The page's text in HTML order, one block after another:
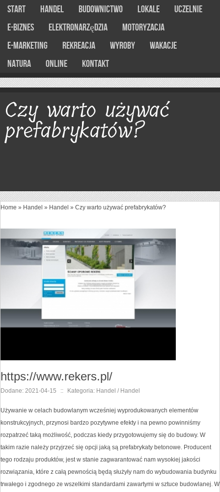
Start Handel Budownictwo Lokale
Uczelnie
E-Biznes
Elektronarzędzia
Motoryzacja
E-marketing
Rekreacja Wyroby
Wakacje
Natura
Online Kontakt
Czy warto używać
prefabrykatów?
Home » Handel » Handel » Czy warto używać prefabrykatów?
https://www.rekers.pl/
Dodane: 2021-04-15 :: Kategoria: Handel / Handel
Używanie w celach budowlanym wcześniej wyprodukowanych elementów
konstrukcyjnych, przynosi bardzo pozytywne efekty i na pewno powinniśmy
rozpatrzeć taką możliwość, podczas kiedy przygotowujemy się do budowy. W
takim razie należy przyjrzeć się opcji jaką są prefabrykaty betonowe. Producent
tego rodzaju produktów, jest w stanie zagwarantować nam wysokiej jakości
rozwiązania, które z całą pewnością będą służyły nam do wybudowania budynku
trwałego i zgodnego ze wszelkimi standardami zawartymi w sztuce budowlanej. W